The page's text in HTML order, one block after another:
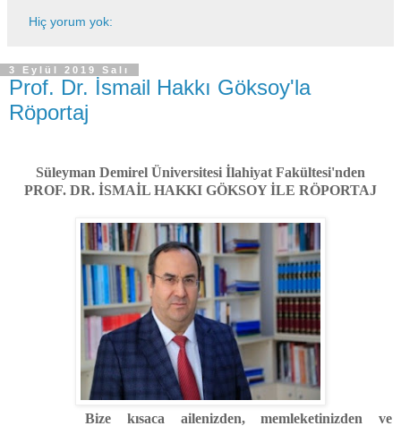
Hiç yorum yok:
3 Eylül 2019 Salı
Prof. Dr. İsmail Hakkı Göksoy'la
Röportaj
Süleyman Demirel Üniversitesi İlahiyat Fakültesi'nden
PROF. DR. İSMAİL HAKKI GÖKSOY İLE RÖPORTAJ
Bize kısaca ailenizden, memleketinizden ve